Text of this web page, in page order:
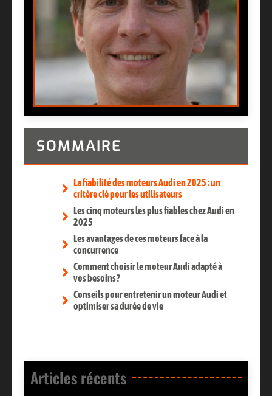
SOMMAIRE
La fiabilité des moteurs Audi en 2025 : un
critère clé pour les utilisateurs
Les cinq moteurs les plus fiables chez Audi en
2025
Les avantages de ces moteurs face à la
concurrence
Comment choisir le moteur Audi adapté à
vos besoins ?
Conseils pour entretenir un moteur Audi et
optimiser sa durée de vie
Articles récents​